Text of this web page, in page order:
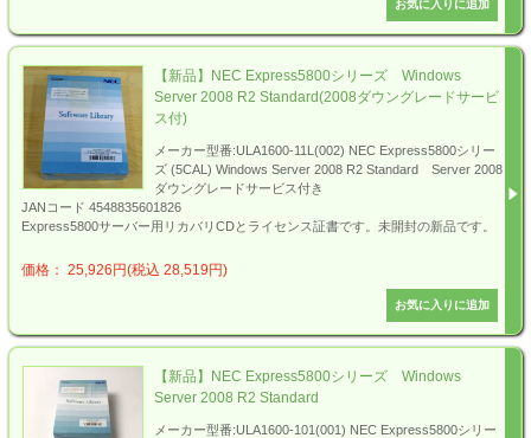
【新品】NEC Express5800シリーズ Windows
Server 2008 R2 Standard(2008ダウングレードサービ
ス付)
メーカー型番:ULA1600-11L(002) NEC Express5800シリー
ズ (5CAL) Windows Server 2008 R2 Standard Server 2008
ダウングレードサービス付き
JANコード 4548835601826
Express5800サーバー用リカバリCDとライセンス証書です。未開封の新品です。
価格： 25,926円(税込 28,519円)
【新品】NEC Express5800シリーズ Windows
Server 2008 R2 Standard
メーカー型番:ULA1600-101(001) NEC Express5800シリー